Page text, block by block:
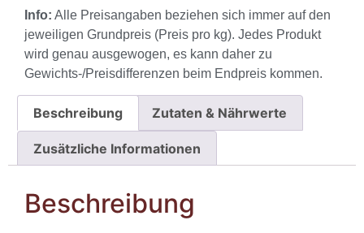
Info: Alle Preisangaben beziehen sich immer auf den
jeweiligen Grundpreis (Preis pro kg). Jedes Produkt
wird genau ausgewogen, es kann daher zu
Gewichts-/Preisdifferenzen beim Endpreis kommen.
Beschreibung Zutaten & Nährwerte
Zusätzliche Informationen
Beschreibung